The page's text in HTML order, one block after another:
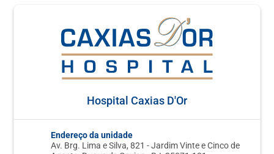
Hospital Caxias D'Or
Endereço da unidade
Av. Brg. Lima e Silva, 821 - Jardim Vinte e Cinco de